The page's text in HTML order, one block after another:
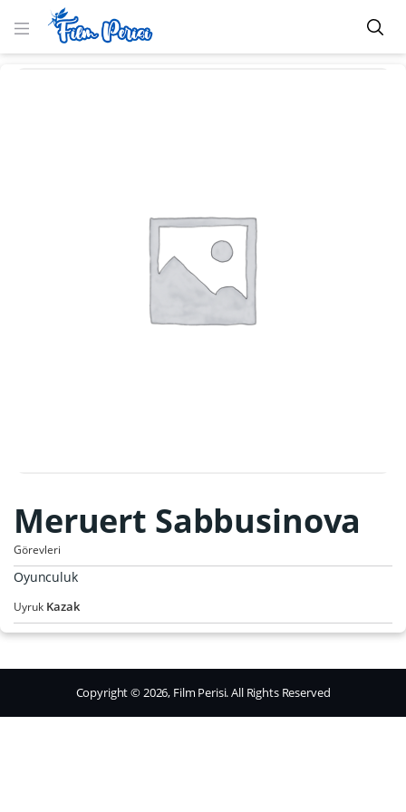
Meruert Sabbusinova
Görevleri
Oyunculuk
Uyruk Kazak
Copyright © 2026, Film Perisi. All Rights Reserved